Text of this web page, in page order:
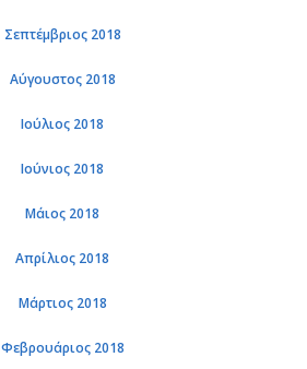
Σεπτέμβριος 2018
Αύγουστος 2018
Ιούλιος 2018
Ιούνιος 2018
Μάιος 2018
Απρίλιος 2018
Μάρτιος 2018
Φεβρουάριος 2018